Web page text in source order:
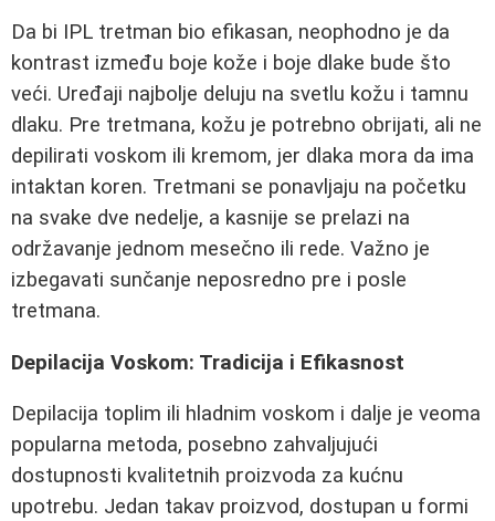
Da bi IPL tretman bio efikasan, neophodno je da
kontrast između boje kože i boje dlake bude što
veći. Uređaji najbolje deluju na svetlu kožu i tamnu
dlaku. Pre tretmana, kožu je potrebno obrijati, ali ne
depilirati voskom ili kremom, jer dlaka mora da ima
intaktan koren. Tretmani se ponavljaju na početku
na svake dve nedelje, a kasnije se prelazi na
održavanje jednom mesečno ili rede. Važno je
izbegavati sunčanje neposredno pre i posle
tretmana.
Depilacija Voskom: Tradicija i Efikasnost
Depilacija toplim ili hladnim voskom i dalje je veoma
popularna metoda, posebno zahvaljujući
dostupnosti kvalitetnih proizvoda za kućnu
upotrebu. Jedan takav proizvod, dostupan u formi